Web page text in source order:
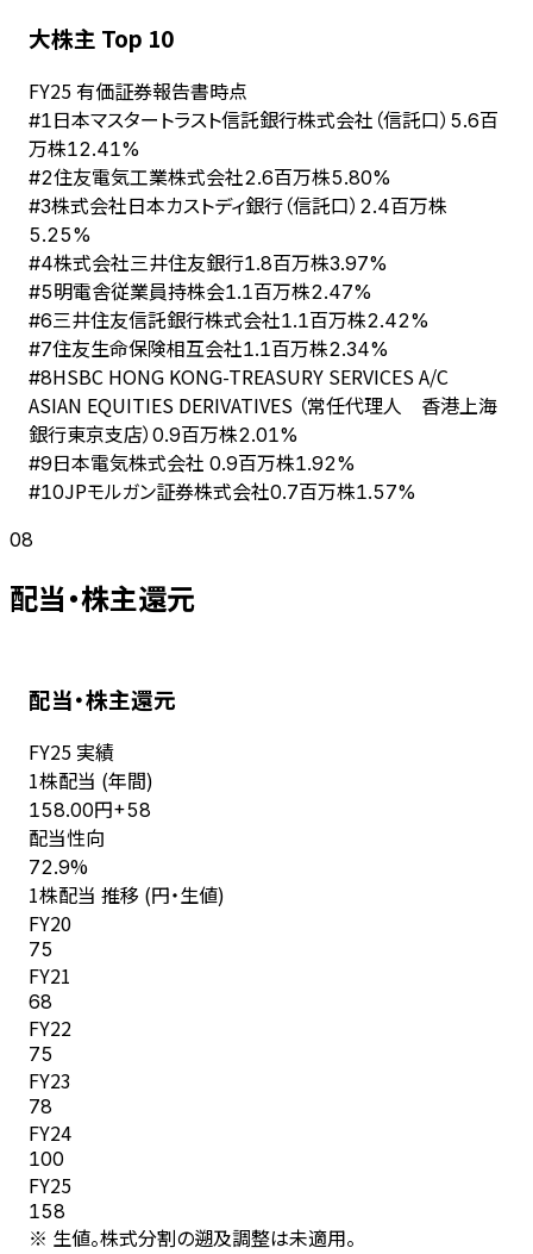
大株主 Top 10
FY25 有価証券報告書時点
#1日本マスタートラスト信託銀行株式会社（信託口） 5.6百
万株12.41%
#2住友電気工業株式会社2.6百万株5.80%
#3株式会社日本カストディ銀行（信託口） 2.4百万株
5.25%
#4株式会社三井住友銀行1.8百万株3.97%
#5明電舎従業員持株会1.1百万株2.47%
#6三井住友信託銀行株式会社1.1百万株2.42%
#7住友生命保険相互会社1.1百万株2.34%
#8HSBC HONG KONG-TREASURY SERVICES A/C
ASIAN EQUITIES DERIVATIVES （常任代理人 香港上海
銀行東京支店） 0.9百万株2.01%
#9日本電気株式会社 0.9百万株1.92%
#10JPモルガン証券株式会社0.7百万株1.57%
08
配当・株主還元
配当・株主還元
FY25 実績
1株配当 (年間)
158.00円+58
配当性向
72.9%
1株配当 推移 (円・生値)
FY20
75
FY21
68
FY22
75
FY23
78
FY24
100
FY25
158
※ 生値。株式分割の遡及調整は未適用。